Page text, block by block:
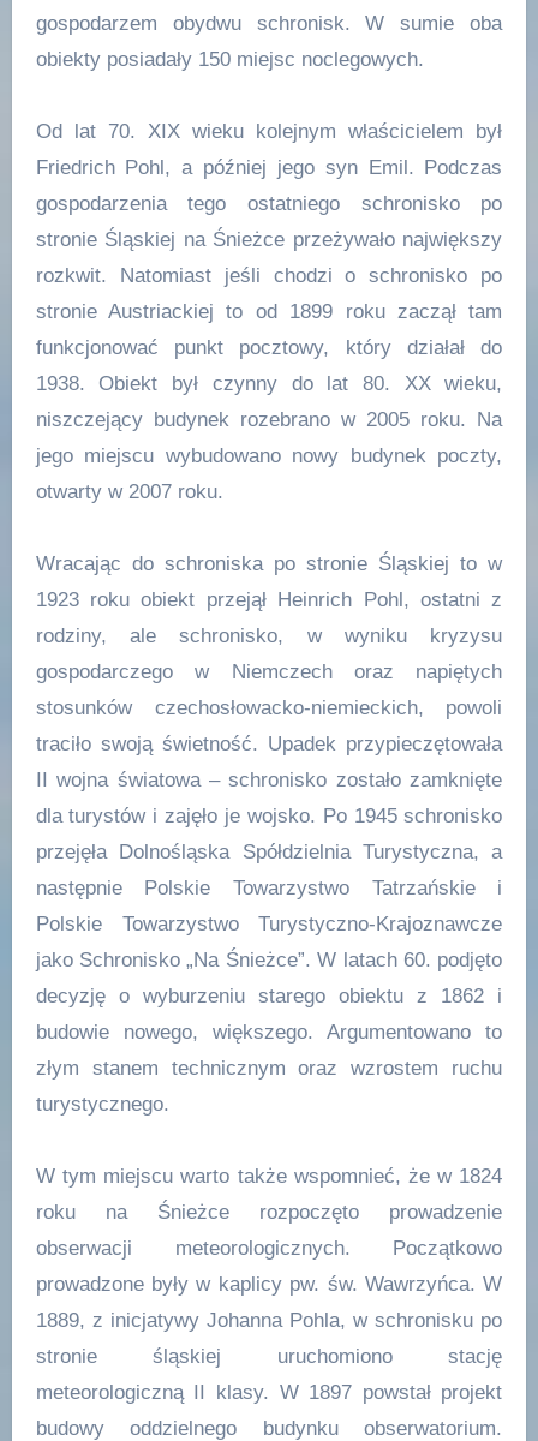
gospodarzem obydwu schronisk. W sumie oba
obiekty posiadały 150 miejsc noclegowych.
Od lat 70. XIX wieku kolejnym właścicielem był
Friedrich Pohl, a później jego syn Emil. Podczas
gospodarzenia tego ostatniego schronisko po
stronie Śląskiej na Śnieżce przeżywało największy
rozkwit. Natomiast jeśli chodzi o schronisko po
stronie Austriackiej to od 1899 roku zaczął tam
funkcjonować punkt pocztowy, który działał do
1938. Obiekt był czynny do lat 80. XX wieku,
niszczejący budynek rozebrano w 2005 roku. Na
jego miejscu wybudowano nowy budynek poczty,
otwarty w 2007 roku.
Wracając do schroniska po stronie Śląskiej to w
1923 roku obiekt przejął Heinrich Pohl, ostatni z
rodziny, ale schronisko, w wyniku kryzysu
gospodarczego w Niemczech oraz napiętych
stosunków czechosłowacko-niemieckich, powoli
traciło swoją świetność. Upadek przypieczętowała
II wojna światowa – schronisko zostało zamknięte
dla turystów i zajęło je wojsko. Po 1945 schronisko
przejęła Dolnośląska Spółdzielnia Turystyczna, a
następnie Polskie Towarzystwo Tatrzańskie i
Polskie Towarzystwo Turystyczno-Krajoznawcze
jako Schronisko „Na Śnieżce”. W latach 60. podjęto
decyzję o wyburzeniu starego obiektu z 1862 i
budowie nowego, większego. Argumentowano to
złym stanem technicznym oraz wzrostem ruchu
turystycznego.
W tym miejscu warto także wspomnieć, że w 1824
roku na Śnieżce rozpoczęto prowadzenie
obserwacji meteorologicznych. Początkowo
prowadzone były w kaplicy pw. św. Wawrzyńca. W
1889, z inicjatywy Johanna Pohla, w schronisku po
stronie śląskiej uruchomiono stację
meteorologiczną II klasy. W 1897 powstał projekt
budowy oddzielnego budynku obserwatorium.